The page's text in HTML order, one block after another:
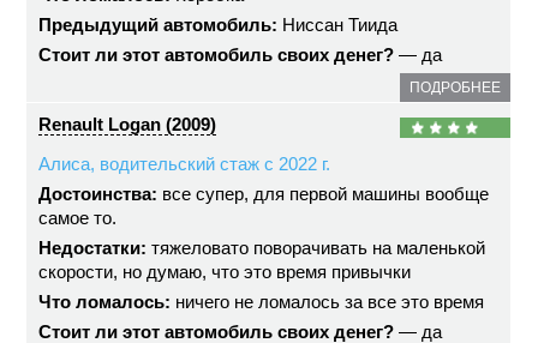
Предыдущий автомобиль: Ниссан Тиида
Стоит ли этот автомобиль своих денег? — да
ПОДРОБНЕЕ
Renault Logan (2009)
Алиса, водительский стаж с 2022 г.
Достоинства: все супер, для первой машины вообще
самое то.
Недостатки: тяжеловато поворачивать на маленькой
скорости, но думаю, что это время привычки
Что ломалось: ничего не ломалось за все это время
Стоит ли этот автомобиль своих денег? — да